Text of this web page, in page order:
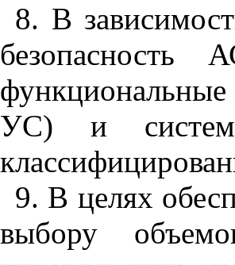
8. В
безопасность
УС) и
9. В целях
выбору